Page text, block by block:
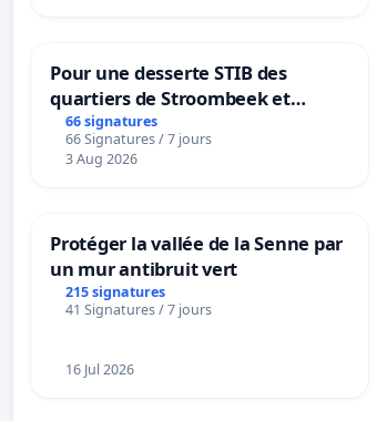
Pour une desserte STIB des
quartiers de Stroombeek et
Beauval - Voor een MIVB-
bediening van de wijken
Strombeek en Het Voor
66 signatures
66 Signatures / 7 jours
3 Aug 2026
Protéger la vallée de la Senne par
un mur antibruit vert
215 signatures
41 Signatures / 7 jours
16 Jul 2026